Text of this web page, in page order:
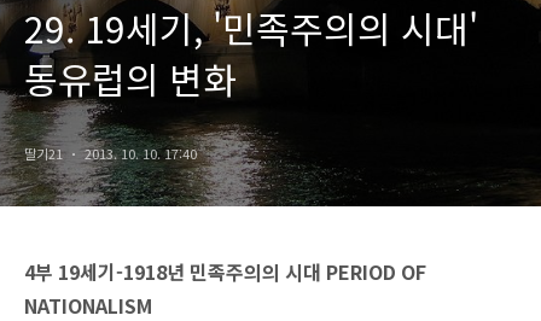
29. 19세기, '민족주의의 시대'
동유럽의 변화
딸기21 2013. 10. 10. 17:40
4부 19세기-1918년 민족주의의 시대 PERIOD OF
NATIONALISM